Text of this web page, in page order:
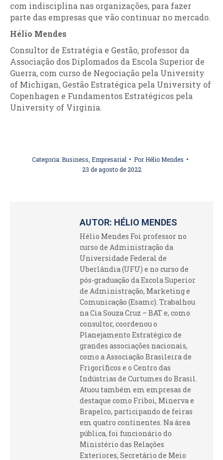
com indisciplina nas organizações, para fazer
parte das empresas que vão continuar no mercado.
Hélio Mendes
Consultor de Estratégia e Gestão, professor da
Associação dos Diplomados da Escola Superior de
Guerra, com curso de Negociação pela University
of Michigan, Gestão Estratégica pela University of
Copenhagen e Fundamentos Estratégicos pela
University of Virginia.
Categoria:Business Empresarial PorHélio Mendes
23 de agosto de 2022
AUTOR: HÉLIO MENDES
Hélio Mendes Foi professor no
curso de Administração da
Universidade Federal de
Uberlândia (UFU) e no curso de
pós-graduação da Escola Superior
de Administração, Marketing e
Comunicação (Esamc). Trabalhou
na Cia Souza Cruz – BAT e, como
consultor, coordenou o
Planejamento Estratégico de
grandes associações nacionais,
como a Associação Brasileira de
Frigoríficos e o Centro das
Indústrias de Curtumes do Brasil.
Atuou também em empresas de
destaque como Friboi, Minerva e
Brapelco, participando de feiras
em quatro continentes. Na área
pública, foi funcionário do
Ministério das Relações
Exteriores, Secretário de Meio